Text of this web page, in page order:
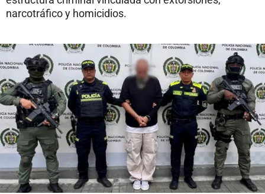
narcotráfico y homicidios.